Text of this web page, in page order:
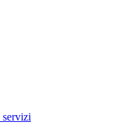
servizi